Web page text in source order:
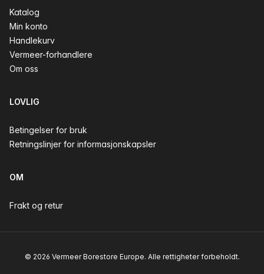
Katalog
Min konto
Handlekurv
Vermeer-forhandlere
Om oss
LOVLIG
Betingelser for bruk
Retningslinjer for informasjonskapsler
OM
Frakt og retur
© 2026 Vermeer Borestore Europe. Alle rettigheter forbeholdt.